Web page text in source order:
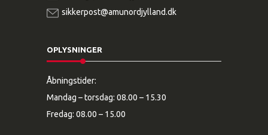
sikkerpost@amunordjylland.dk
OPLYSNINGER
Åbningstider:
Mandag – torsdag: 08.00 – 15.30
Fredag: 08.00 – 15.00